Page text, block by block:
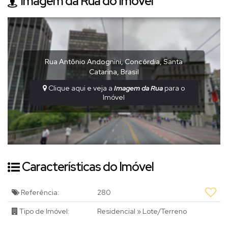
Rua Antônio Andognini,Concórdia,Santa
Catarina, Brasil
Clique aqui e veja aImagem da Rua para o
Imóvel
Características do Imóvel
Referência: 280
Tipo de Imóvel: Residencial » Lote/Terreno